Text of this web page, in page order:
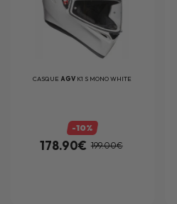
CASQUE AGV K1 S MONO WHITE
-10%
178.90€ 199.00€